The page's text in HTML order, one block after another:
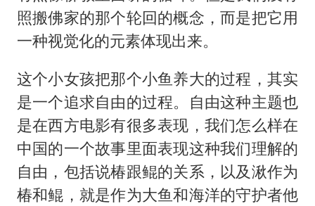
照搬佛家的那个轮回的概念，而是把它用
一种视觉化的元素体现出来。
这个小女孩把那个小鱼养大的过程，其实
是一个追求自由的过程。自由这种主题也
是在西方电影有很多表现，我们怎么样在
中国的一个故事里面表现这种我们理解的
自由，包括说椿跟鲲的关系，以及湫作为
椿和鲲，就是作为大鱼和海洋的守护者他